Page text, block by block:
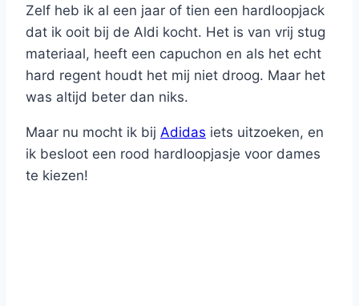
Zelf heb ik al een jaar of tien een hardloopjack
dat ik ooit bij de Aldi kocht. Het is van vrij stug
materiaal, heeft een capuchon en als het echt
hard regent houdt het mij niet droog. Maar het
was altijd beter dan niks.
Maar nu mocht ik bij Adidas iets uitzoeken, en
ik besloot een rood hardloopjasje voor dames
te kiezen!